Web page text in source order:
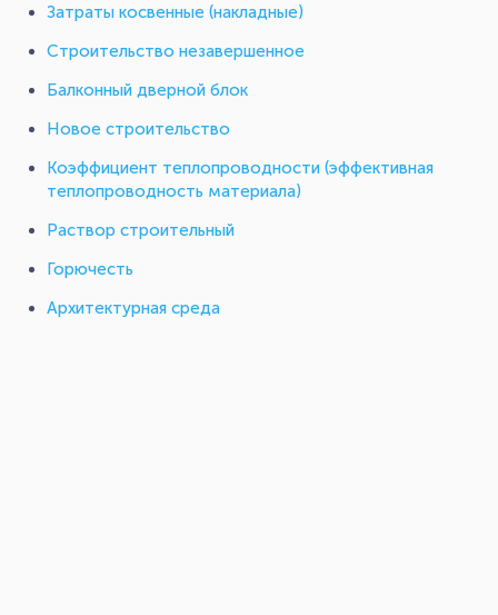
Затраты косвенные (накладные)
Строительство незавершенное
Балконный дверной блок
Новое строительство
Коэффициент теплопроводности (эффективная
теплопроводность материала)
Раствор строительный
Горючесть
Архитектурная среда